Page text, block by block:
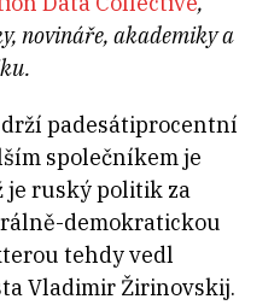
novináře, akademiky a
padesátiprocentní
společníkem je
je ruský politik za
demokratickou
tehdy vedl
Vladimir Žirinovskij.